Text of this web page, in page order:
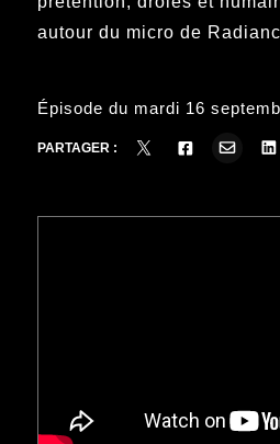
autour du micro de
Épisode du mardi 16
PARTAGER :